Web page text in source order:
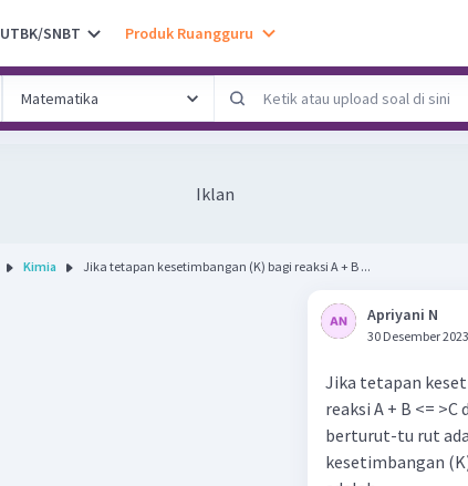
UTBK/SNBT Produk Ruangguru
Iklan
Kimia Jika tetapan kesetimbangan (K) bagi reaksi A + B ...
Apriyani N
30 Desember
Jika tetapan
reaksi A + B <= >C
berturut-tu rut
kesetimbangan